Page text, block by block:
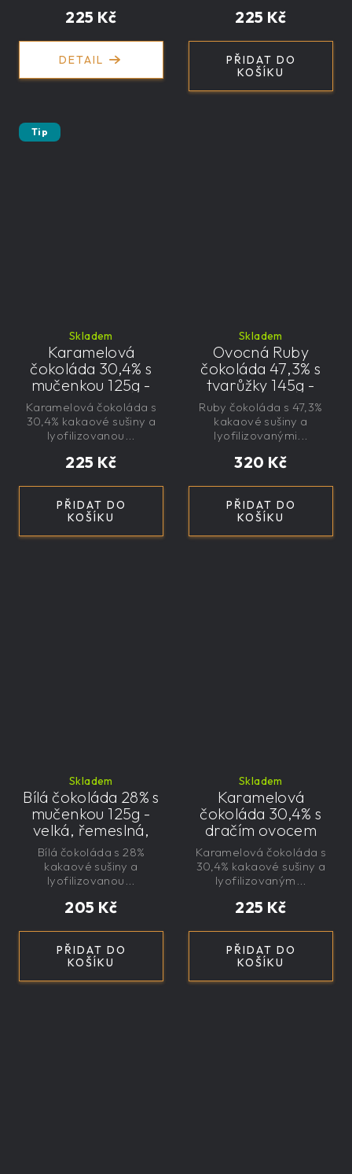
225 Kč
DETAIL
225 Kč
PŘIDAT DO
KOŠÍKU
Tip
Skladem
Karamelová
čokoláda 30,4% s
mučenkou 125g -
velká, řemeslná,
exkluzivní, dárková
225 Kč
PŘIDAT DO
KOŠÍKU
Karamelová čokoláda s
30,4% kakaové sušiny a
lyofilizovanou...
Skladem
Ovocná Ruby
čokoláda 47,3% s
tvarůžky 145g -
velká, řemeslná,
exkluzivní, dárková
320 Kč
PŘIDAT DO
KOŠÍKU
Ruby čokoláda s 47,3%
kakaové sušiny a
lyofilizovanými...
Skladem
Bílá čokoláda 28% s
mučenkou 125g -
velká, řemeslná,
exkluzivní, dárková
205 Kč
PŘIDAT DO
KOŠÍKU
Bílá čokoláda s 28%
kakaové sušiny a
lyofilizovanou...
Skladem
Karamelová
čokoláda 30,4% s
dračím ovocem
125g - velká,
řemeslná,
exkluzivní, dárková
225 Kč
PŘIDAT DO
KOŠÍKU
Karamelová čokoláda s
30,4% kakaové sušiny a
lyofilizovaným...